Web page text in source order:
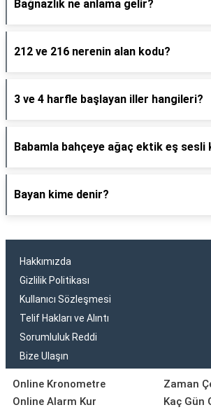
Bağnazlık ne anlama gelir?
212 ve 216 nerenin alan kodu?
3 ve 4 harfle başlayan iller hangileri?
Babamla bahçeye ağaç ektik eş sesli
Bayan kime denir?
Hakkımızda
Gizlilik Politikası
Kullanıcı Sözleşmesi
Telif Hakları ve Alıntı
Sorumluluk Reddi
Bize Ulaşın
Online Kronometre
Online Alarm Kur
Zaman
Kaç Gün